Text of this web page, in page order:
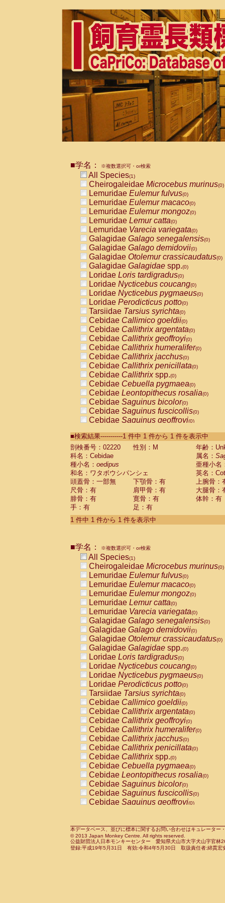
■学名： ※複数選択可・or検索
All Species(1)
Cheirogaleidae Microcebus murinus(0)
Lemuridae Eulemur fulvus(0)
Lemuridae Eulemur macaco(0)
Lemuridae Eulemur mongoz(0)
Lemuridae Lemur catta(0)
Lemuridae Varecia variegata(0)
Galagidae Galago senegalensis(0)
Galagidae Galago demidovii(0)
Galagidae Otolemur crassicaudatus(0)
Galagidae Galagidae spp.(0)
Loridae Loris tardigradus(0)
Loridae Nycticebus coucang(0)
Loridae Nycticebus pygmaeus(0)
Loridae Perodicticus potto(0)
Tarsiidae Tarsius syrichta(0)
Cebidae Callimico goeldii(0)
Cebidae Callithrix argentata(0)
Cebidae Callithrix geoffroyi(0)
Cebidae Callithrix humeralifer(0)
Cebidae Callithrix jacchus(0)
Cebidae Callithrix penicillata(0)
Cebidae Callithrixspp.(0)
Cebidae Cebuella pygmaea(0)
Cebidae Leontopithecus rosalia(0)
Cebidae Saguinus bicolor(0)
Cebidae Saguinus fuscicollis(0)
Cebidae Saguinus geoffroyi(0)
CebidaeSaguinus labiatus(0)
Cebidae Saguinus leucopus (0)
Cebidae
Cebidae
CebidaeSaguinus nigricollis (0)
Cebidae Saguinus oedipus
Cebidae Saguinus weddelli
Cebidae Saguinusspp.
Cebidae Aotus trivirgatus
Cebidae Cebus albifrons
CebidaeCebus nigrivittatus
CebidaeCebus
CebidaeSaimiri boliviensis(0)
CebidaeSaimiri sciureus(0)
AtelidaeAlouatta caraya(0)
AtelidaeAlouatta fusca(0)
AtelidaeAlouatta seniculus
AtelidaeAlouattaspp.(0)
AtelidaeAteles belzebuth(0)
AtelidaeAteles geoffroyi(0)
AtelidaeAteles paniscus(0)
AtelidaeAtelesspp.(0)
Atelidae Lagothrix lagothricha
AtelidaeLagothrix lagothricha cana
PitheciidaeCacajao calvus
PitheciidaeCallicebus cupreus
PitheciidaeCallicebus donacophilus
PitheciidaeCallicebus moloch
PitheciidaeCallicebus torquatus
PitheciidaeCallicebusspp.(0)
PitheciidaeChiropotes satanas(0)
PitheciidaePithecia monachus
PitheciidaePithecia pithecia(0)
CercopithecidaeCercocebus agilis
CercopithecidaeCercocebus
CercopithecidaeCercocebus
CercopithecidaeCercocebus
CercopithecidaeCercocebus
CercopithecidaeCercocebushybrid
CercopithecidaePapio anubis(0)
CercopithecidaePapio cynocephalus
CercopithecidaePapio hamadryas(0)
■検索結果-----------1 件中 1 件から 1 件を表示中
剖検番号：02220
性別：M
年齢：
科名：Cebidae
属名：
種小名： oedipus
亜種小名
和名：ワタボウシパンシェ
英名：
頭蓋骨：一部無
下顎骨：有
上腕骨：
尺骨：有
肩甲骨：有
大腿骨：
腓骨：有
寛骨：有
体幹：有
手：有
足：有
1 件中 1 件から 1 件を表示中
■学名： ※複数選択可・or検索
All Species(1)
Cheirogaleidae Microcebus murinus(0)
Lemuridae Eulemur fulvus(0)
Lemuridae Eulemur macaco(0)
Lemuridae Eulemur mongoz(0)
Lemuridae Lemur catta(0)
Lemuridae Varecia variegata(0)
Galagidae Galago senegalensis(0)
Galagidae Galago demidovii(0)
Galagidae Otolemur crassicaudatus(0)
Galagidae Galagidae spp.(0)
Loridae Loris tardigradus(0)
Loridae Nycticebus coucang(0)
Loridae Nycticebus pygmaeus(0)
Loridae Perodicticus potto(0)
Tarsiidae Tarsius syrichta(0)
Cebidae Callimico goeldii(0)
Cebidae Callithrix argentata(0)
Cebidae Callithrix geoffroyi(0)
Cebidae Callithrix humeralifer(0)
Cebidae Callithrix jacchus(0)
Cebidae Callithrix penicillata(0)
Cebidae Callithrixspp.(0)
Cebidae Cebuella pygmaea(0)
Cebidae Leontopithecus rosalia(0)
Cebidae Saguinus bicolor(0)
Cebidae Saguinus fuscicollis(0)
Cebidae Saguinus geoffroyi(0)
CebidaeSaguinus leucopus(0)
CebidaeSaguinus midas(0)
Cebidae Saguinus mystax(0)
本データベース、並びに標本に関するお問い合わせはキュレータ
© 2013 Japan Monkey Centre. All rights reserved.
公益財団法人日本モンキーセンター 愛知県犬山市大字犬山字官
登録:平成19年5月31日 有効:令和4年5月30日 取扱責任者:綿貫宏